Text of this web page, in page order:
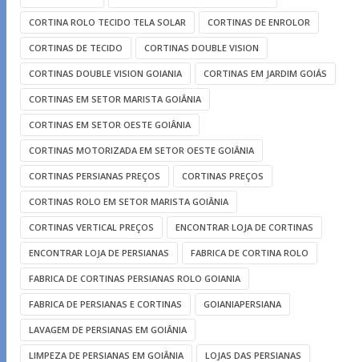
CORTINA ROLO TECIDO TELA SOLAR CORTINAS DE ENROLOR
CORTINAS DE TECIDO CORTINAS DOUBLE VISION
CORTINAS DOUBLE VISION GOIANIA CORTINAS EM JARDIM GOIÁS
CORTINAS EM SETOR MARISTA GOIÂNIA
CORTINAS EM SETOR OESTE GOIÂNIA
CORTINAS MOTORIZADA EM SETOR OESTE GOIÂNIA
CORTINAS PERSIANAS PREÇOS CORTINAS PREÇOS
CORTINAS ROLO EM SETOR MARISTA GOIÂNIA
CORTINAS VERTICAL PREÇOS ENCONTRAR LOJA DE CORTINAS
ENCONTRAR LOJA DE PERSIANAS FABRICA DE CORTINA ROLO
FABRICA DE CORTINAS PERSIANAS ROLO GOIANIA
FABRICA DE PERSIANAS E CORTINAS GOIANIAPERSIANA
LAVAGEM DE PERSIANAS EM GOIÂNIA
LIMPEZA DE PERSIANAS EM GOIÂNIA LOJAS DAS PERSIANAS